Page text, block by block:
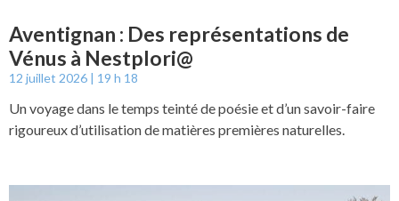
Aventignan : Des représentations de
Vénus à Nestplori@
12 juillet 2026 19 h 18
Un voyage dans le temps teinté de poésie et d’un savoir-faire
rigoureux d’utilisation de matières premières naturelles.